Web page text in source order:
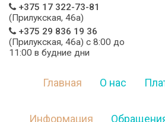
+375 17 322-73-81
(Прилукская, 46а)
+375 29 836 19 36
(Прилукская, 46а) c 8:00 до
11:00 в будние дни
Главная О нас
Информация